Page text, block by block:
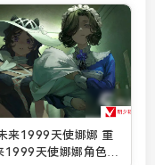
来1999天使娜娜 重
1999天使娜娜角色介